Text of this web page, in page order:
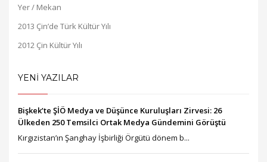
Yer / Mekan
2013 Çin’de Türk Kültür Yılı
2012 Çin Kültür Yılı
YENİ YAZILAR
Bişkek’te ŞİÖ Medya ve Düşünce Kuruluşları Zirvesi: 26
Ülkeden 250 Temsilci Ortak Medya Gündemini Görüştü
Kırgızistan’ın Şanghay İşbirliği Örgütü dönem b...